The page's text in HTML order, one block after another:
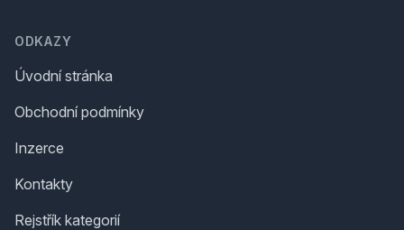
ODKAZY
Úvodní stránka
Obchodní podmínky
Inzerce
Kontakty
Rejstřík kategorií